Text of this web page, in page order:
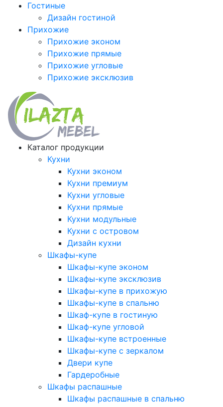
Гостиные
Дизайн гостиной
Прихожие
Прихожие эконом
Прихожие прямые
Прихожие угловые
Прихожие эксклюзив
Каталог продукции
Кухни
Кухни эконом
Кухни премиум
Кухни угловые
Кухни прямые
Кухни модульные
Кухни с островом
Дизайн кухни
Шкафы-купе
Шкафы-купе эконом
Шкафы-купе эксклюзив
Шкафы-купе в прихожую
Шкафы-купе в спальню
Шкаф-купе в гостиную
Шкаф-купе угловой
Шкафы-купе встроенные
Шкафы-купе с зеркалом
Двери купе
Гардеробные
Шкафы распашные
Шкафы распашные в спальню